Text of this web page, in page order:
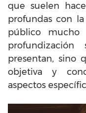
que suelen
profundas con
público
presentan, sino
objetiva y
aspectos